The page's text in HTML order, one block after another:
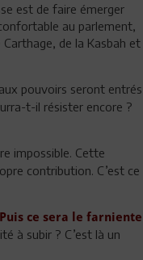
est de faire émerger
au parlement,
de la Kasbah et
pouvoirs seront entrés
t-il résister encore ?
impossible. Cette
contribution. C’est ce
ce sera le farniente
à subir ? C’est là un